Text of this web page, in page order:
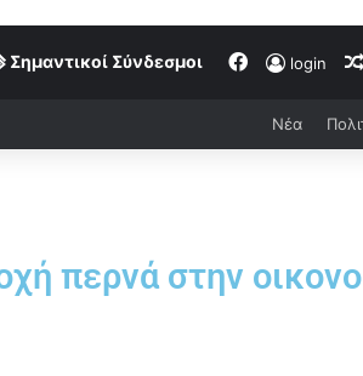
Σημαντικοί Σύνδεσμοι login
Νέα
περνά στην